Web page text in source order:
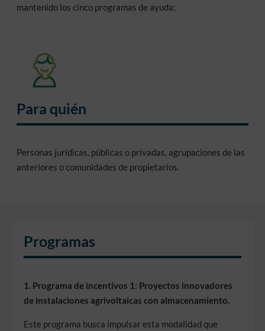
mantenido los cinco programas de ayuda:
Para quién
Personas jurídicas, públicas o privadas, agrupaciones de las
anteriores o comunidades de propietarios.
Programas
1. Programa de incentivos 1: Proyectos innovadores
de instalaciones agrivoltaicas con almacenamiento.
Este programa busca impulsar esta modalidad que